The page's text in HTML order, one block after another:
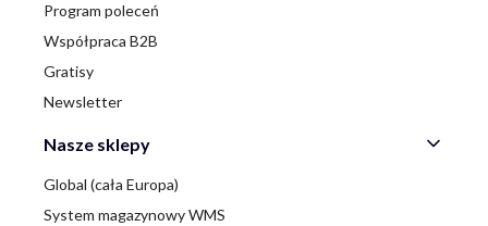
Program poleceń
Współpraca B2B
Gratisy
Newsletter
Nasze sklepy
Global (cała Europa)
System magazynowy WMS